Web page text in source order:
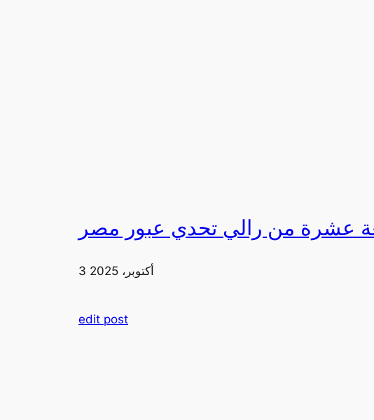
3 أكتوبر، 2025
edit post